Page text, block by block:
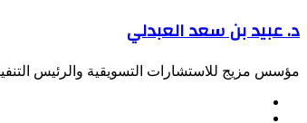
د. عبيد بن سعد العبدلي
مؤسس مزيج للاستشارات التسويقية والرئيس